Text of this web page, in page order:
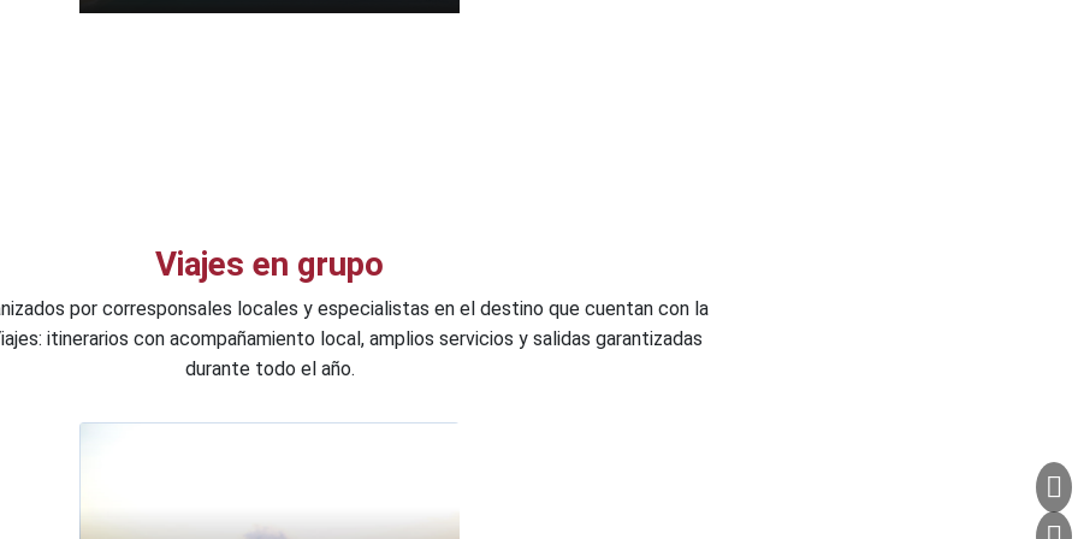
Viajes en grupo
por corresponsales locales y especialistas en el destino que cuentan con la
itinerarios con acompañamiento local, amplios servicios y salidas garantizadas
durante todo el año.